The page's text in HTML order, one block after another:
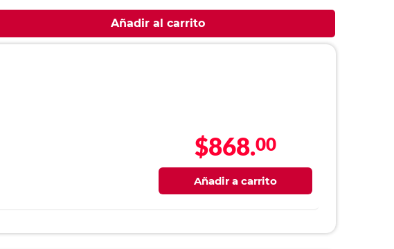
Añadir al carrito
$868.00
Añadir a carrito